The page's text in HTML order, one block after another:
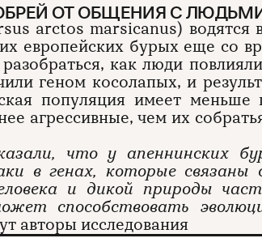
ОТ ОБЩЕНИЯ С
arctos marsicanus) водятся
европейских бурых еще со
как люди
геном косолапых, и
популяция имеет меньше
агрессивные, чем их
что у апеннинских
в генах, которые связаны
и дикой природы
способствовать
авторы исследования